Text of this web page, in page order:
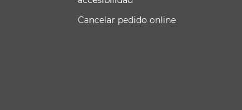
Cancelar pedido online